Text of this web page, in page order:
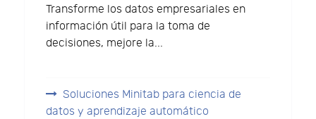
Transforme los datos empresariales en
información útil para la toma de
decisiones, mejore la...
Soluciones Minitab para ciencia de
datos y aprendizaje automático